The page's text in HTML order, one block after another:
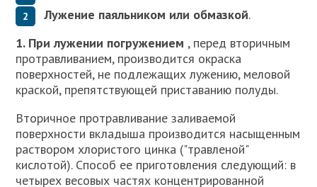
Лужение паяльником или обмазкой.
1. При лужении погружением , перед вторичным
протравливанием, производится окраска
поверхностей, не подлежащих лужению, меловой
краской, препятствующей приставанию полуды.
Вторичное протравливание заливаемой
поверхности вкладыша производится насыщенным
раствором хлористого цинка ("травленой"
кислотой). Способ ее приготовления следующий: в
четырех весовых частях концентрированной